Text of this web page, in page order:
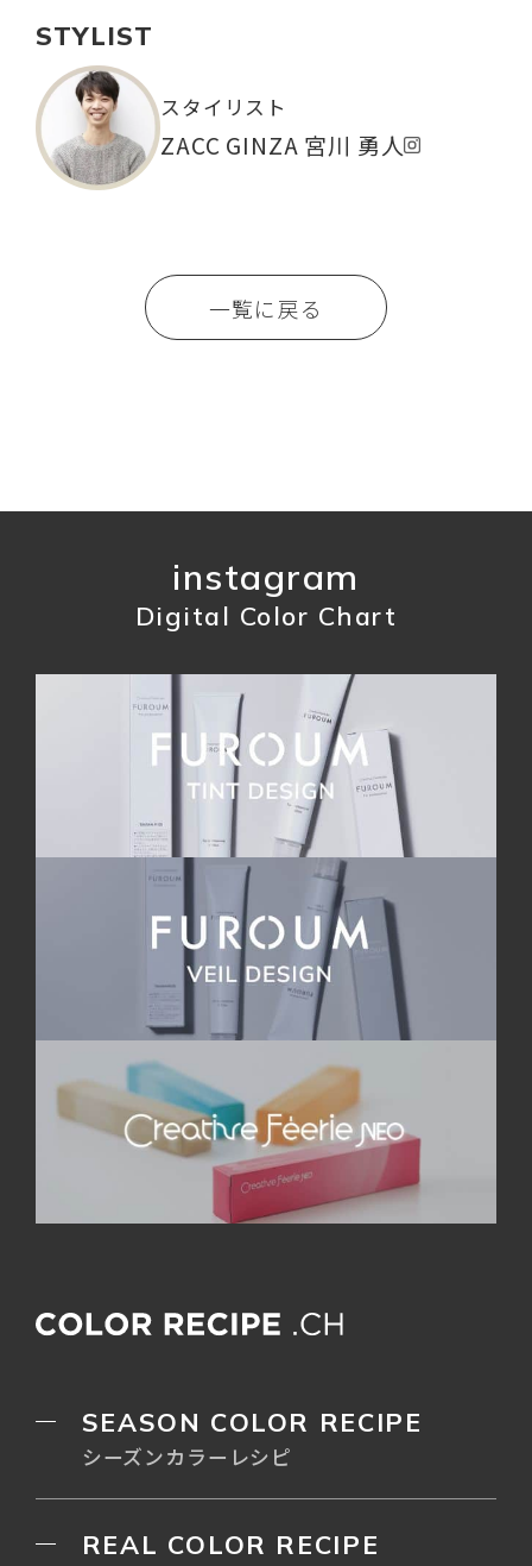
STYLIST
スタイリスト
ZACC GINZA 宮川 勇人
一覧に戻る
instagram
Digital Color Chart
SEASON COLOR RECIPE
シーズンカラーレシピ
REAL COLOR RECIPE